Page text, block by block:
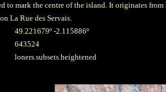
to mark the centre of the island. It originates
La Rue des Servais.
49.221679º -2.115886º
643524
loners.subsets.heightened